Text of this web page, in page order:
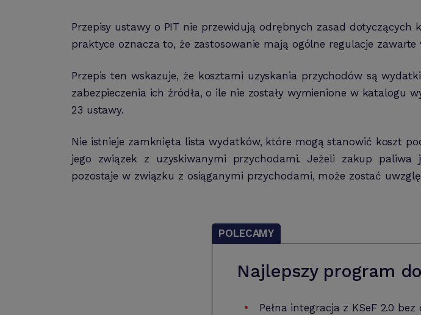
Przepisy ustawy o PIT nie przewidują odrębnych zasad
praktyce oznacza to, że zastosowanie mają ogólne regulacje zawarte
Przepis ten wskazuje, że kosztami uzyskania przychodów są
zabezpieczenia ich źródła, o ile nie zostały wymienione w
23 ustawy.
Nie istnieje zamknięta lista wydatków, które mogą stanowić koszt
jego związek z uzyskiwanymi przychodami. Jeżeli zakup paliwa
pozostaje w związku z osiąganymi przychodami, może zostać
POLECAMY
Najlepszy program
Pełna integracja z KSeF 2.0